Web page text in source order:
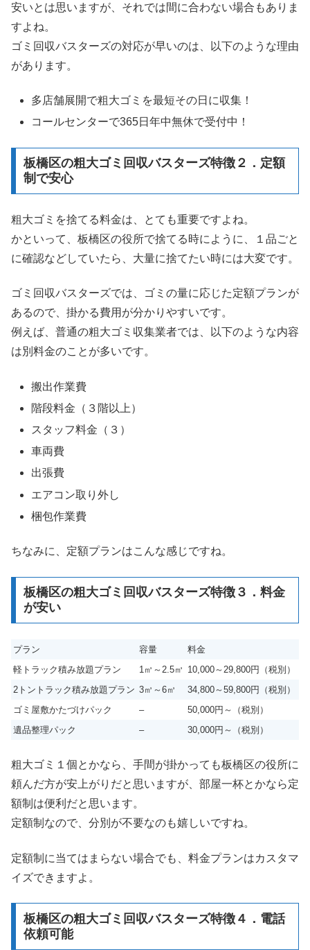
安いとは思いますが、それでは間に合わない場合もありま
すよね。
ゴミ回収バスターズの対応が早いのは、以下のような理由
があります。
多店舗展開で粗大ゴミを最短その日に収集！
コールセンターで365日年中無休で受付中！
板橋区の粗大ゴミ回収バスターズ特徴２．定額
制で安心
粗大ゴミを捨てる料金は、とても重要ですよね。
かといって、板橋区の役所で捨てる時にように、１品ごと
に確認などしていたら、大量に捨てたい時には大変です。
ゴミ回収バスターズでは、ゴミの量に応じた定額プランが
あるので、掛かる費用が分かりやすいです。
例えば、普通の粗大ゴミ収集業者では、以下のような内容
は別料金のことが多いです。
搬出作業費
階段料金（３階以上）
スタッフ料金（３）
車両費
出張費
エアコン取り外し
梱包作業費
ちなみに、定額プランはこんな感じですね。
板橋区の粗大ゴミ回収バスターズ特徴３．料金
が安い
プラン 容量
料金
軽トラック積み放題プラン
1㎥～2.5㎥ 10,000～29,800円（税別）
2トントラック積み放題プラン 3㎥～6㎥
34,800～59,800円（税別）
ゴミ屋敷かたづけパック
–
50,000円～（税別）
遺品整理パック
– 30,000円～（税別）
粗大ゴミ１個とかなら、手間が掛かっても板橋区の役所に
頼んだ方が安上がりだと思いますが、部屋一杯とかなら定
額制は便利だと思います。
定額制なので、分別が不要なのも嬉しいですね。
定額制に当てはまらない場合でも、料金プランはカスタマ
イズできますよ。
板橋区の粗大ゴミ回収バスターズ特徴４．電話
依頼可能